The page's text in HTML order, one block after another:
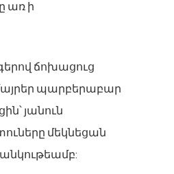
առ ի
ճոխացուց
մայրեր պարբերաբար
յանուն
մեկնեցան